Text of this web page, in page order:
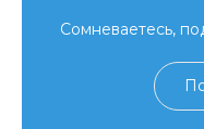
Сомневаетесь,